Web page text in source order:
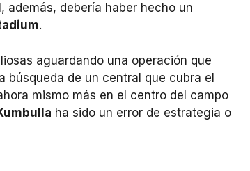
además, debería haber hecho un
.
aguardando una operación que
búsqueda de un central que cubra el
mismo más en el centro del campo
ha sido un error de estrategia o